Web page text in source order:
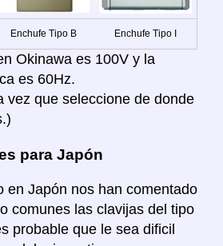
Enchufe Tipo B Enchufe Tipo I
Okinawa es 100V y la
es 60Hz.
vez que seleccione de donde
para Japón
en Japón nos han comentado
comunes las clavijas del tipo
probable que le sea dificil